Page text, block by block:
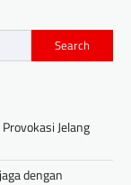
Search
Jelang
dengan